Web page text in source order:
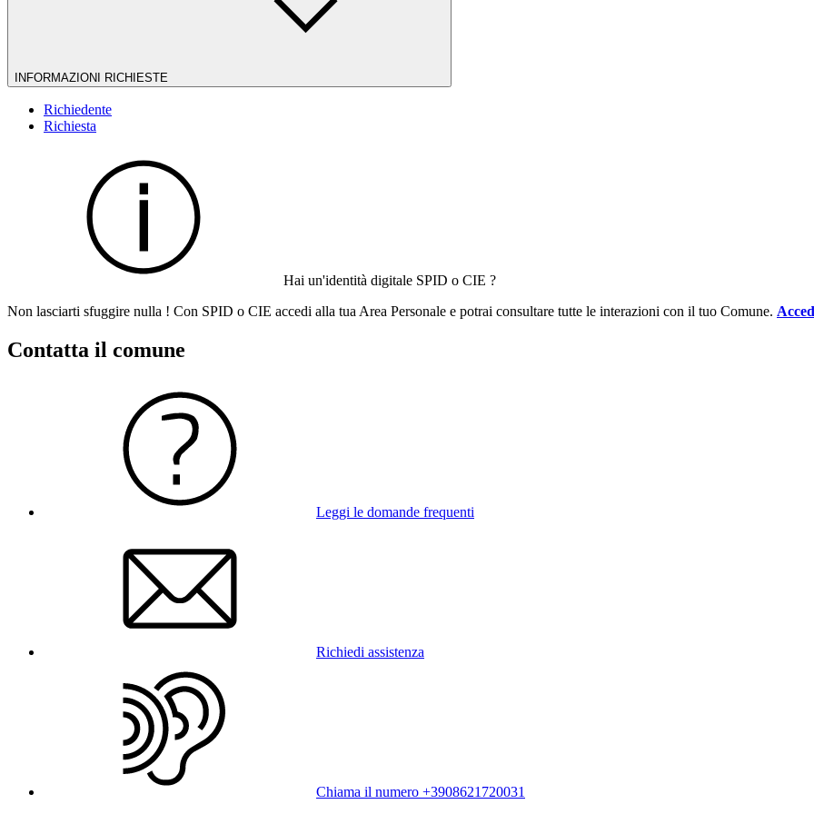
INFORMAZIONI RICHIESTE
Richiedente
Richiesta
Hai un'identità digitale SPID o CIE ?
Non lasciarti sfuggire nulla ! Con SPID o CIE accedi alla tua Area Personale e potrai consultare tutte le interazioni con il tuo Comune.
Contatta il comune
Leggi le domande frequenti
Richiedi assistenza
Chiama il numero +3908621720031